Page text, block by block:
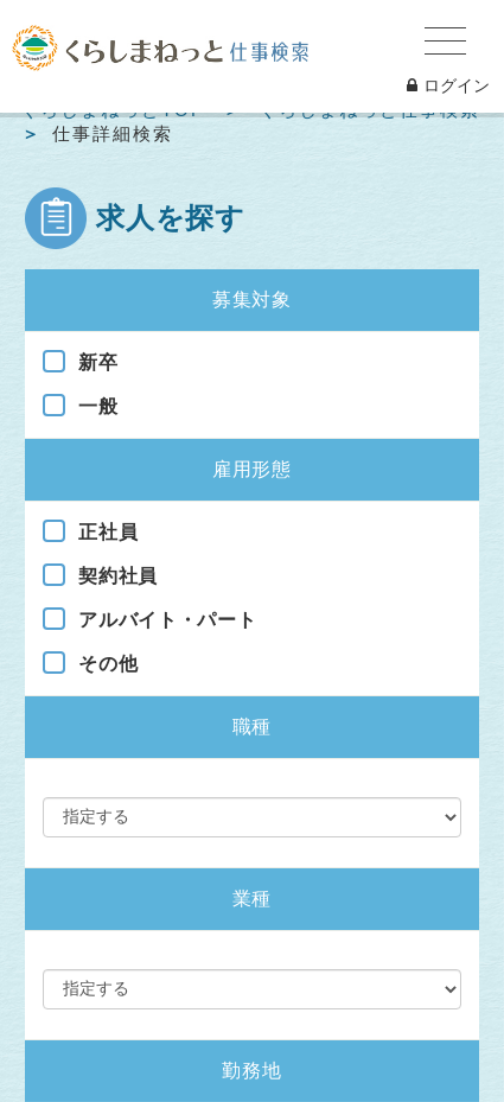
ログイン
くらしまねっとTOP
くらしまねっと仕事検索
仕事詳細検索
求人を探す
募集対象
新卒
一般
雇用形態
正社員
契約社員
アルバイト・パート
その他
職種
業種
勤務地